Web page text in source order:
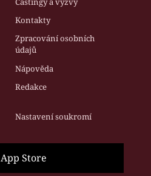
Kontakty
Zpracování osobních
údajů
Nápověda
Redakce
Nastavení soukromí
App Store